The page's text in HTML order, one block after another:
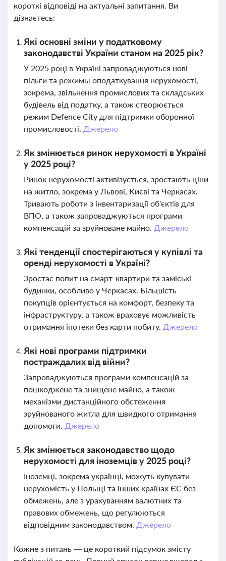
короткі відповіді на актуальні запитання. Ви
дізнаєтесь:
Які основні зміни у податковому
законодавстві України станом на 2025 рік?
У 2025 році в Україні запроваджуються нові
пільги та режимы оподаткування нерухомості,
зокрема, звільнення промислових та складських
будівель від податку, а також створюється
режим Defence City для підтримки оборонної
промисловості. Джерело
Як змінюється ринок нерухомості в Україні
у 2025 році?
Ринок нерухомості активізується, зростають ціни
на житло, зокрема у Львові, Києві та Черкасах.
Тривають роботи з інвентаризації об'єктів для
ВПО, а також запроваджуються програми
компенсацій за зруйноване майно. Джерело
Які тенденції спостерігаються у купівлі та
оренді нерухомості в Україні?
Зростає попит на смарт-квартири та заміські
будинки, особливо у Черкасах. Більшість
покупців орієнтується на комфорт, безпеку та
інфраструктуру, а також враховує можливість
отримання іпотеки без карти побиту. Джерело
Які нові програми підтримки
постраждалих від війни?
Запроваджуються програми компенсацій за
пошкоджене та знищене майно, а також
механізми дистанційного обстеження
зруйнованого житла для швидкого отримання
допомоги. Джерело
Як змінюється законодавство щодо
нерухомості для іноземців у 2025 році?
Іноземці, зокрема українці, можуть купувати
нерухомість у Польщі та інших країнах ЄС без
обмежень, але з урахуванням валютних та
правових обмежень, що регулюються
відповідним законодавством. Джерело
Кожне з питань — це короткий підсумок змісту